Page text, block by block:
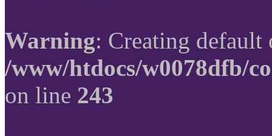
Warning: Creating
/www/htdocs/w0078dfb/
on line 243